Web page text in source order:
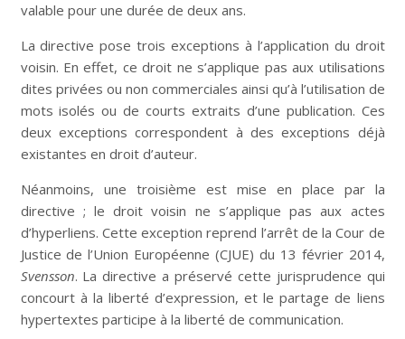
valable pour une durée de deux ans.
La directive pose trois exceptions à l’application du droit
voisin. En effet, ce droit ne s’applique pas aux utilisations
dites privées ou non commerciales ainsi qu’à l’utilisation de
mots isolés ou de courts extraits d’une publication. Ces
deux exceptions correspondent à des exceptions déjà
existantes en droit d’auteur.
Néanmoins, une troisième est mise en place par la
directive ; le droit voisin ne s’applique pas aux actes
d’hyperliens. Cette exception reprend l’arrêt de la Cour de
Justice de l’Union Européenne (CJUE) du 13 février 2014,
Svensson. La directive a préservé cette jurisprudence qui
concourt à la liberté d’expression, et le partage de liens
hypertextes participe à la liberté de communication.